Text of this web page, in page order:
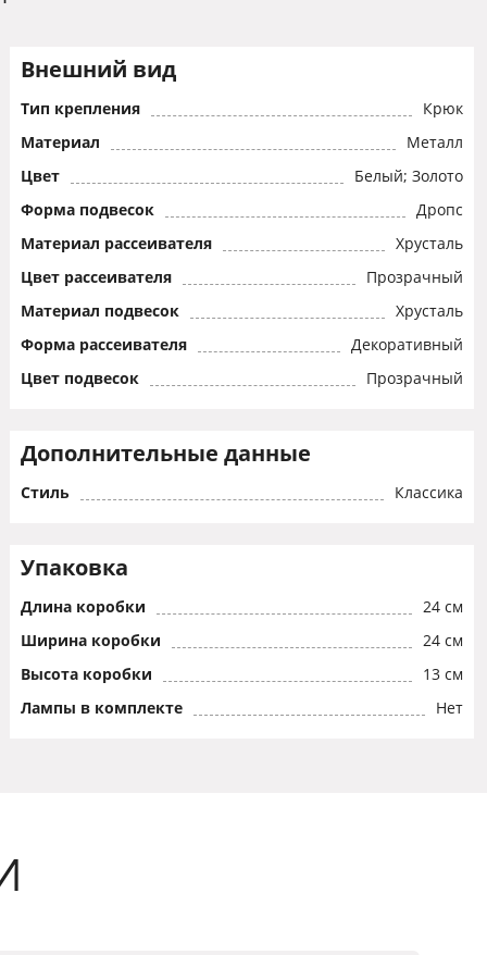
Внешний вид
Тип крепления
Крюк
Материал
Металл
Цвет
Белый; Золото
Форма подвесок
Дропс
Материал рассеивателя
Хрусталь
Цвет рассеивателя
Прозрачный
Материал подвесок
Хрусталь
Форма рассеивателя
Декоративный
Цвет подвесок
Прозрачный
Дополнительные данные
Стиль Классика
Упаковка
Длина коробки
24 см
Ширина коробки
24 см
Высота коробки
13 см
Лампы в комплекте
Нет